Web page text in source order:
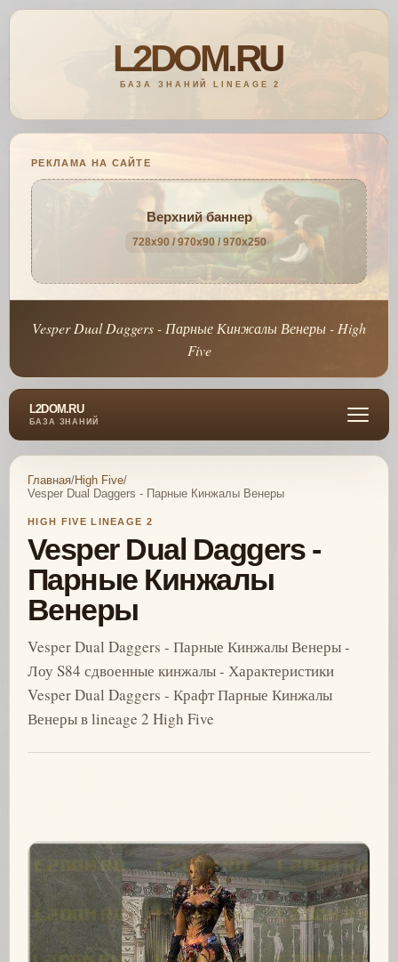
РЕКЛАМА НА САЙТЕ
Верхний баннер
728x90 / 970x90 / 970x250
Vesper Dual Daggers - Парные Кинжалы Венеры - High
Five
L2DOM.RU
БАЗА ЗНАНИЙ
Главная/High Five/
Vesper Dual Daggers - Парные Кинжалы Венеры
HIGH FIVE LINEAGE 2
Vesper Dual Daggers -
Парные Кинжалы
Венеры
Vesper Dual Daggers - Парные Кинжалы Венеры -
Лоу S84 сдвоенные кинжалы - Характеристики
Vesper Dual Daggers - Крафт Парные Кинжалы
Венеры в lineage 2 High Five